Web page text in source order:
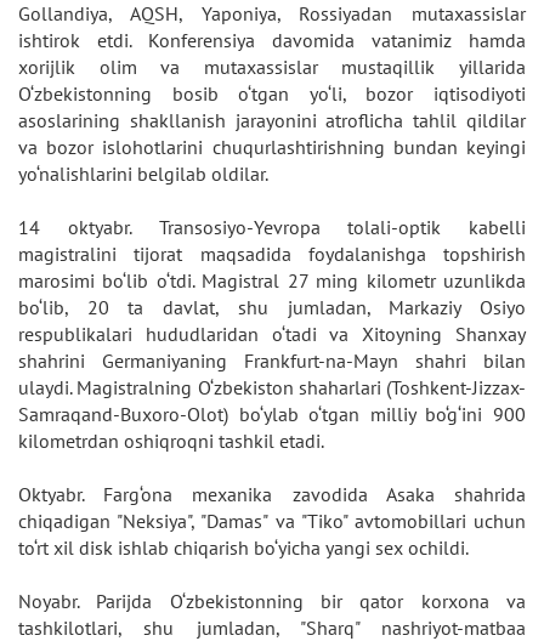
Gollandiya, AQSH, Yaponiya, Rossiyadan mutaxassislar
ishtirok etdi. Konferensiya davomida vatanimiz hamda
xorijlik olim va mutaxassislar mustaqillik yillarida
O‘zbekistonning bosib o‘tgan yo‘li, bozor iqtisodiyoti
asoslarining shakllanish jarayonini atroflicha tahlil qildilar
va bozor islohotlarini chuqurlashtirishning bundan keyingi
yo‘nalishlarini belgilab oldilar.
14 oktyabr. Transosiyo-Yevropa tolali-optik kabelli
magistralini tijorat maqsadida foydalanishga topshirish
marosimi bo‘lib o‘tdi. Magistral 27 ming kilometr uzunlikda
bo‘lib, 20 ta davlat, shu jumladan, Markaziy Osiyo
respublikalari hududlaridan o‘tadi va Xitoyning Shanxay
shahrini Germaniyaning Frankfurt-na-Mayn shahri bilan
ulaydi. Magistralning O‘zbekiston shaharlari (Toshkent-Jizzax-
Samraqand-Buxoro-Olot) bo‘ylab o‘tgan milliy bo‘g‘ini 900
kilometrdan oshiqroqni tashkil etadi.
Oktyabr. Farg‘ona mexanika zavodida Asaka shahrida
chiqadigan "Neksiya", "Damas" va "Tiko" avtomobillari uchun
to‘rt xil disk ishlab chiqarish bo‘yicha yangi sex ochildi.
Noyabr. Parijda O‘zbekistonning bir qator korxona va
tashkilotlari, shu jumladan, "Sharq" nashriyot-matbaa